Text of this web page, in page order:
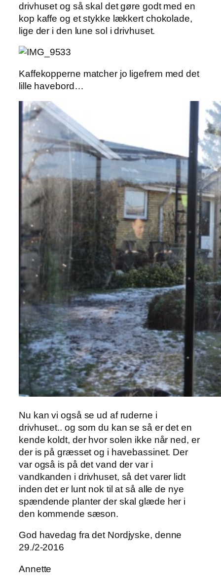
drivhuset og så skal det gøre godt med en
kop kaffe og et stykke lækkert chokolade,
lige der i den lune sol i drivhuset.
Kaffekopperne matcher jo ligefrem med det
lille havebord…
Nu kan vi også se ud af ruderne i
drivhuset.. og som du kan se så er det en
kende koldt, der hvor solen ikke når ned, er
der is på græsset og i havebassinet. Der
var også is på det vand der var i
vandkanden i drivhuset, så det varer lidt
inden det er lunt nok til at så alle de nye
spændende planter der skal glæde her i
den kommende sæson.
God havedag fra det Nordjyske, denne
29./2-2016
Annette